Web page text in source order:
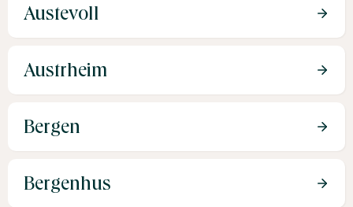
Austevoll
Austrheim
Bergen
Bergenhus